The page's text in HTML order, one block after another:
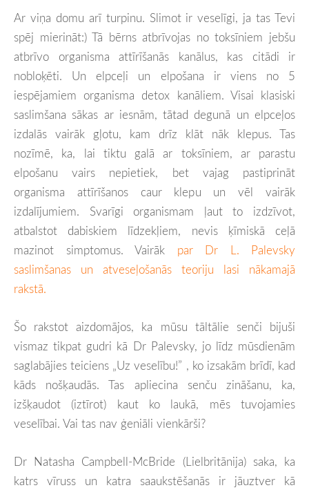
Ar viņa domu arī turpinu. Slimot ir veselīgi, ja tas Tevi
spēj mierināt:) Tā bērns atbrīvojas no toksīniem jebšu
atbrīvo organisma attīrīšanās kanālus, kas citādi ir
nobloķēti. Un elpceļi un elpošana ir viens no 5
iespējamiem organisma detox kanāliem. Visai klasiski
saslimšana sākas ar iesnām, tātad degunā un elpceļos
izdalās vairāk gļotu, kam drīz klāt nāk klepus. Tas
nozīmē, ka, lai tiktu galā ar toksīniem, ar parastu
elpošanu vairs nepietiek, bet vajag pastiprināt
organisma attīrīšanos caur klepu un vēl vairāk
izdalījumiem. Svarīgi organismam ļaut to izdzīvot,
atbalstot dabiskiem līdzekļiem, nevis ķīmiskā ceļā
mazinot simptomus. Vairāk par Dr L. Palevsky
saslimšanas un atveseļošanās teoriju lasi nākamajā
rakstā.
Šo rakstot aizdomājos, ka mūsu tāltālie senči bijuši
vismaz tikpat gudri kā Dr Palevsky, jo līdz mūsdienām
saglabājies teiciens „Uz veselību!” , ko izsakām brīdī, kad
kāds nošķaudās. Tas apliecina senču zināšanu, ka,
izšķaudot (iztīrot) kaut ko laukā, mēs tuvojamies
veselībai. Vai tas nav ģeniāli vienkārši?
Dr Natasha Campbell-McBride (Lielbritānija) saka, ka
katrs vīruss un katra saaukstēšanās ir jāuztver kā